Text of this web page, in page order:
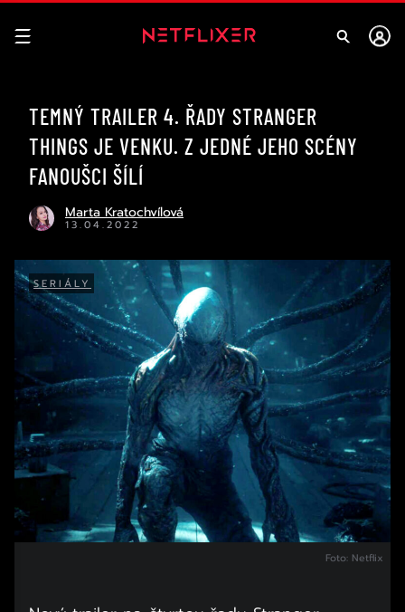
TEMNÝ TRAILER 4. ŘADY STRANGER
THINGS JE VENKU. Z JEDNÉ JEHO SCÉNY
FANOUŠCI ŠÍLÍ
Marta Kratochvílová
13.04.2022
SERIÁLY
Foto: Netflix